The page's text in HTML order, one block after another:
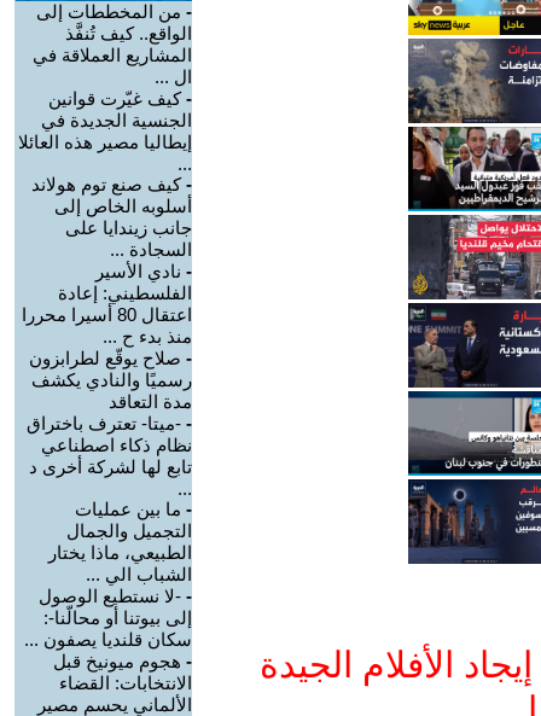
الأفلام الجيدة
- من المخططات إلى
الواقع.. كيف تُنفَّذ
المشاريع العملاقة في
ال ...
-كيف غيّرت قوانين
الجنسية الجديدة في
إيطاليا مصير هذه العائلا
...
-كيف صنع توم هولاند
أسلوبه الخاص إلى
جانب زيندايا على
السجادة ...
- نادي الأسير
الفلسطيني: إعادة
اعتقال 80 أسيرا محررا
منذ بدء ح ...
- صلاح يوقّع لطرابزون
رسميًا والنادي يكشف
مدة التعاقد
- -ميتا- تعترف باختراق
نظام ذكاء اصطناعي
تابع لها لشركة أخرى د
...
- ما بين عمليات
التجميل والجمال
الطبيعي، ماذا يختار
الشباب الي ...
- -لا نستطيع الوصول
إلى بيوتنا أو محالّنا-:
سكان قلنديا يصفون ...
- هجوم ميونيخ قبل
الانتخابات: القضاء
الألماني يحسم مصير